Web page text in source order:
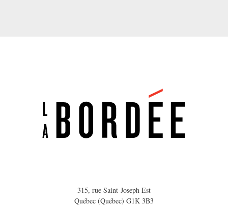
315, rue Saint-Joseph Est
Québec (Québec) G1K 3B3